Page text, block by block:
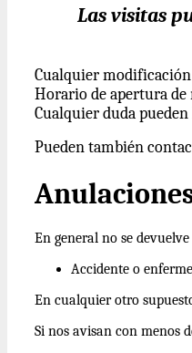
Las visitas
Cualquier
Horario de apertura de
Cualquier duda
Pueden también
En general no se
Accidente o
En cualquier otro
Si nos avisan con menos